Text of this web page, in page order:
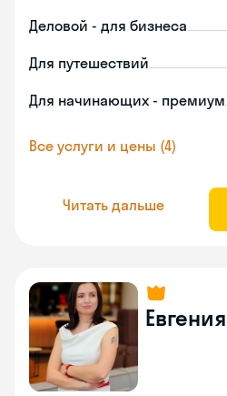
Деловой - для бизнеса
Для путешествий
Для начинающих - премиум
Все услуги и цены (4)
Читать дальше
Евгения